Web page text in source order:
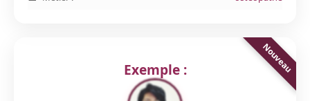
Exemple :